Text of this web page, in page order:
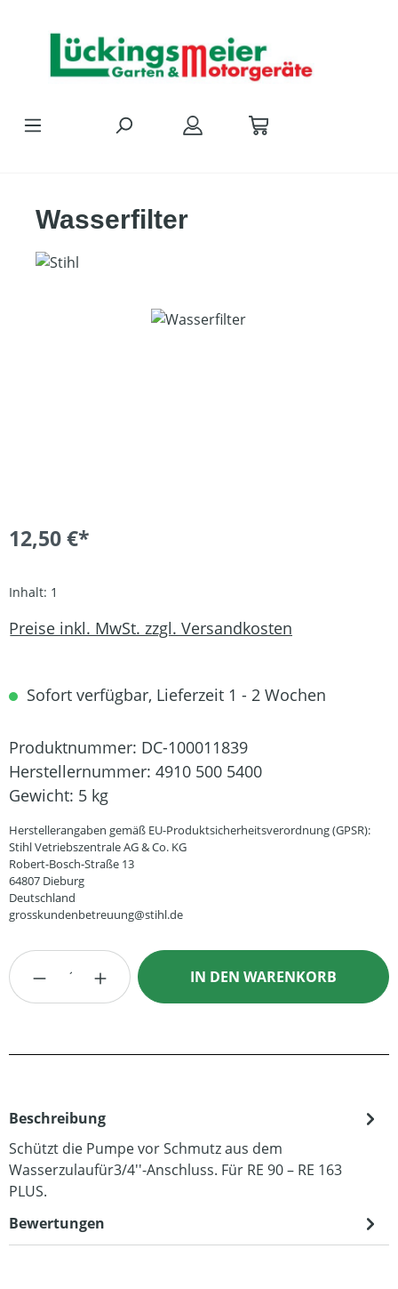
Wasserfilter
Bildergalerie überspringen
12,50 €*
Inhalt: 1
Preise inkl. MwSt. zzgl. Versandkosten
Sofort verfügbar, Lieferzeit 1 - 2 Wochen
Produktnummer: DC-100011839
Herstellernummer: 4910 500 5400
Gewicht: 5 kg
Herstellerangaben gemäß EU-Produktsicherheitsverordnung (GPSR):
Stihl Vetriebszentrale AG & Co. KG
Robert-Bosch-Straße 13
64807 Dieburg
Deutschland
grosskundenbetreuung@stihl.de
Produkt Anzahl: Gib den gewünschten
IN DEN WARENKORB
Beschreibung
Schützt die Pumpe vor Schmutz aus dem
Wasserzulaufür3/4''-Anschluss. Für RE 90 – RE 163
PLUS.
Bewertungen